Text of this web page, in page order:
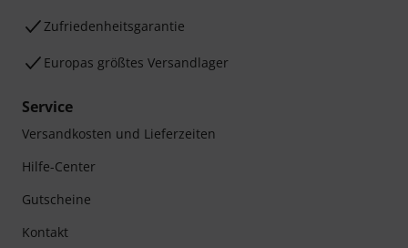
Zufriedenheitsgarantie
Europas größtes Versandlager
Service
Versandkosten und Lieferzeiten
Hilfe-Center
Gutscheine
Kontakt